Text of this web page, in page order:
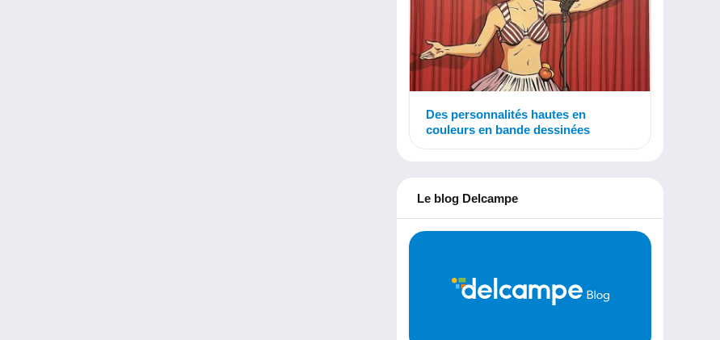
Des personnalités hautes en
couleurs en bande dessinées
Le blog Delcampe